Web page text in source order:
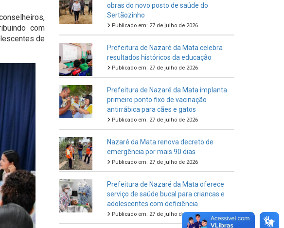
com
de
obras do novo posto de saúde do
Sertãozinho
Publicado em: 27 de julho de 2026
Prefeitura de Nazaré da Mata celebra
resultados históricos da educação
Publicado em: 27 de julho de 2026
Prefeitura de Nazaré da Mata implanta
primeiro ponto fixo de vacinação
antirrábica para cães e gatos
Publicado em: 27 de julho de 2026
Nazaré da Mata renova decreto de
emergência por mais 90 dias
Publicado em: 27 de julho de 2026
Prefeitura de Nazaré da Mata oferece
serviço de saúde bucal para criancas e
adolescentes com deficiência
Publicado em: 27 de julho de 2026